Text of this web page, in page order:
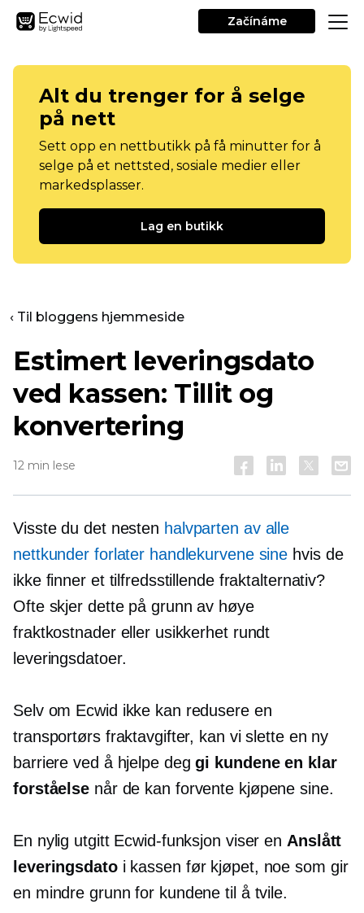
Začínáme
Alt du trenger for å selge
på nett
Sett opp en nettbutikk på få minutter for å
selge på et nettsted, sosiale medier eller
markedsplasser.
Lag en butikk
‹ Til bloggens hjemmeside
Estimert leveringsdato
ved kassen: Tillit og
konvertering
12 min lese
Visste du det nesten halvparten av alle
nettkunder forlater handlekurvene sine hvis de
ikke finner et tilfredsstillende fraktalternativ?
Ofte skjer dette på grunn av høye
fraktkostnader eller usikkerhet rundt
leveringsdatoer.
Selv om Ecwid ikke kan redusere en
transportørs fraktavgifter, kan vi slette en ny
barriere ved å hjelpe deggi kundene en klar
forståelse når de kan forvente kjøpene sine.
En nylig utgitt Ecwid-funksjon viser en Anslått
leveringsdatoi kassen før kjøpet, noe som gir
en mindre grunn for kundene til å tvile.